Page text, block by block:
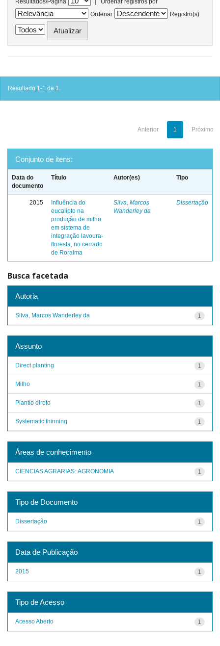
Resultados/Página
Ordenar registros por
Ordenar
Registro(s)
Resultado 1-1 de 1.
Anterior 1 Próximo
Conjunto de itens:
Data do
documento
Título Autor(es) Tipo
2015
Influência do
eucalipto na
produção de milho
em sistema de
integração lavoura-
floresta, no cerrado
de Roraima
Silva, Marcos
Wanderley da
Dissertação
Busca facetada
Autoria
1
Silva, Marcos Wanderley da
Assunto
1
Direct planting
1
Milho
1
Plantio direto
1
Systematic thinning
Áreas de conhecimento
1
CIENCIAS AGRARIAS::AGRONOMIA
Tipo de Documento
1
Dissertação
Data de Publicação
1
2015
Tipo de Acesso
1
Acesso Aberto